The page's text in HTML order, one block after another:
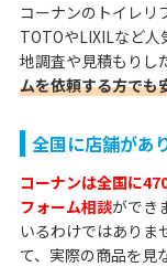
コーナンのトイレリ
TOTOやLIXILなど
地調査や見積もりし
ムを依頼する方でも
全国に店舗があ
コーナンは全国に
フォーム相談ができ
いるわけではありま
て、実際の商品を見